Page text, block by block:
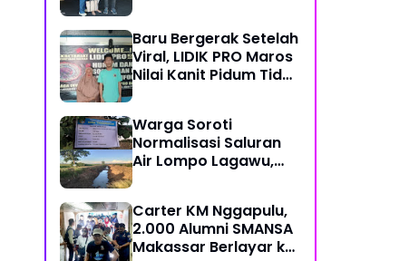
Baru Bergerak Setelah
Viral, LIDIK PRO Maros
Nilai Kanit Pidum Tidak
Warga Soroti
Normalisasi Saluran
Air Lompo Lagawu,
Seimbang dengan
Hasil Pekerjaan
Carter KM Nggapulu,
2.000 Alumni SMANSA
Makassar Berlayar ke